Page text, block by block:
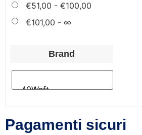
€51,00 - €100,00
€101,00 - ∞
Brand
Pagamenti sicuri